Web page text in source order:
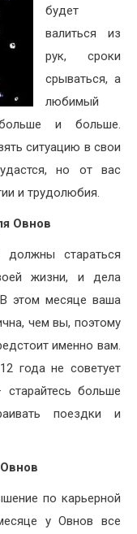
будет
валиться из
рук, сроки
срываться, а
любимый
и больше.
ситуацию в свои
но от вас
и трудолюбия.
Овнов
стараться
жизни, и дела
этом месяце ваша
чем вы, поэтому
именно вам.
года не советует
больше
поездки и
по карьерной
у Овнов все